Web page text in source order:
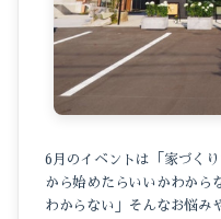
6月のイベントは「家づく
から始めたらいいかわから
わからない」そんなお悩み